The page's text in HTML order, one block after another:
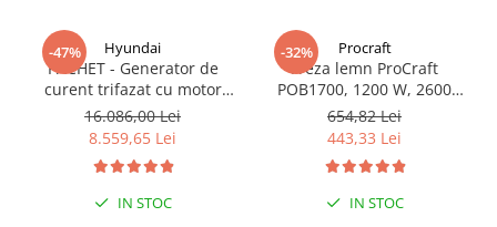
-47% Hyundai
PACHET - Generator de
curent trifazat cu motor
diesel Hyundai DHY8600SE-
T, putere motor 12 CP,
Putere maxima 7.9 kVA,
tensiune 380 / 220 V +
Automatizare trifazata
ATS12-3P
16.086,00 Lei
8.559,65 Lei
IN STOC
-32% Procraft
Freza lemn ProCraft
POB1700, 1200 W, 2600
Rpm cu 12 freze pentru
lemn incluse in pachet
654,82 Lei
443,33 Lei
IN STOC